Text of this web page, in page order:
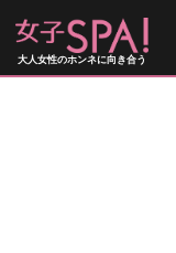
大人女性のホンネに向き合う